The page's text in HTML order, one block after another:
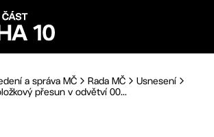
obsah
a správa MČ Rada MČ
Usnesení
přesun v odvětví 00...